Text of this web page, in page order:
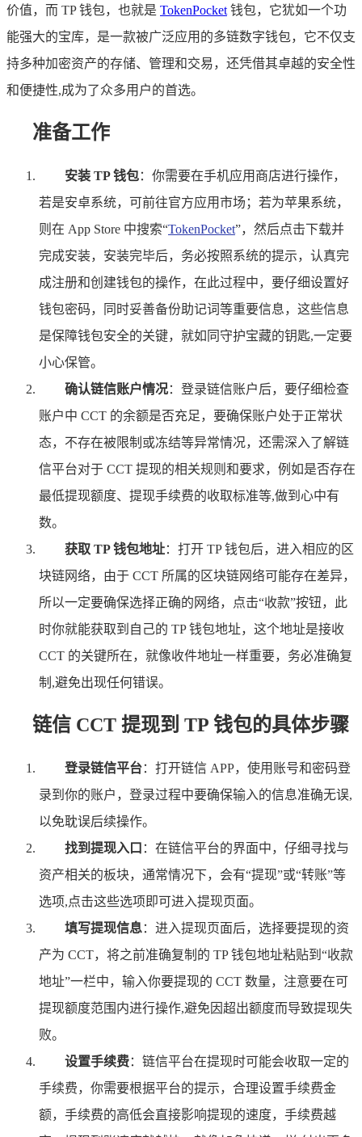
价值，而 TP 钱包，也就是 TokenPocket 钱包，它犹如一个功
能强大的宝库，是一款被广泛应用的多链数字钱包，它不仅支
持多种加密资产的存储、管理和交易，还凭借其卓越的安全性
和便捷性,成为了众多用户的首选。
准备工作
安装 TP 钱包：你需要在手机应用商店进行操作，
若是安卓系统，可前往官方应用市场；若为苹果系统，
则在 App Store 中搜索“TokenPocket”，然后点击下载并
完成安装，安装完毕后，务必按照系统的提示，认真完
成注册和创建钱包的操作，在此过程中，要仔细设置好
钱包密码，同时妥善备份助记词等重要信息，这些信息
是保障钱包安全的关键，就如同守护宝藏的钥匙,一定要
小心保管。
确认链信账户情况：登录链信账户后，要仔细检查
账户中 CCT 的余额是否充足，要确保账户处于正常状
态，不存在被限制或冻结等异常情况，还需深入了解链
信平台对于 CCT 提现的相关规则和要求，例如是否存在
最低提现额度、提现手续费的收取标准等,做到心中有
数。
获取 TP 钱包地址：打开 TP 钱包后，进入相应的区
块链网络，由于 CCT 所属的区块链网络可能存在差异，
所以一定要确保选择正确的网络，点击“收款”按钮，此
时你就能获取到自己的 TP 钱包地址，这个地址是接收
CCT 的关键所在，就像收件地址一样重要，务必准确复
制,避免出现任何错误。
链信 CCT 提现到 TP 钱包的具体步骤
登录链信平台：打开链信 APP，使用账号和密码登
录到你的账户，登录过程中要确保输入的信息准确无误,
以免耽误后续操作。
找到提现入口 ：在链信平台的界面中，仔细寻找与
资产相关的板块，通常情况下，会有“提现”或“转账”等
选项,点击这些选项即可进入提现页面。
填写提现信息：进入提现页面后，选择要提现的资
产为 CCT，将之前准确复制的 TP 钱包地址粘贴到“收款
地址”一栏中，输入你要提现的 CCT 数量，注意要在可
提现额度范围内进行操作,避免因超出额度而导致提现失
败。
设置手续费：链信平台在提现时可能会收取一定的
手续费，你需要根据平台的提示，合理设置手续费金
额，手续费的高低会直接影响提现的速度，手续费越